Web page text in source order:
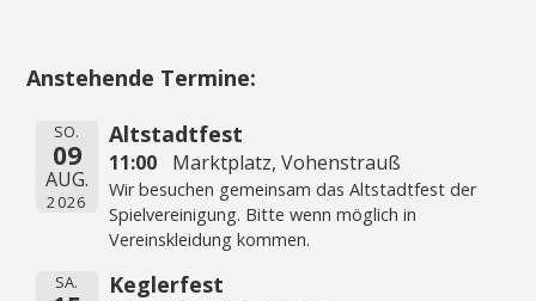
Anstehende Termine:
SO.
09
AUG.
2026
Altstadtfest
11:00 Marktplatz, Vohenstrauß
Wir besuchen gemeinsam das Altstadtfest der
Spielvereinigung. Bitte wenn möglich in
Vereinskleidung kommen.
SA. Keglerfest